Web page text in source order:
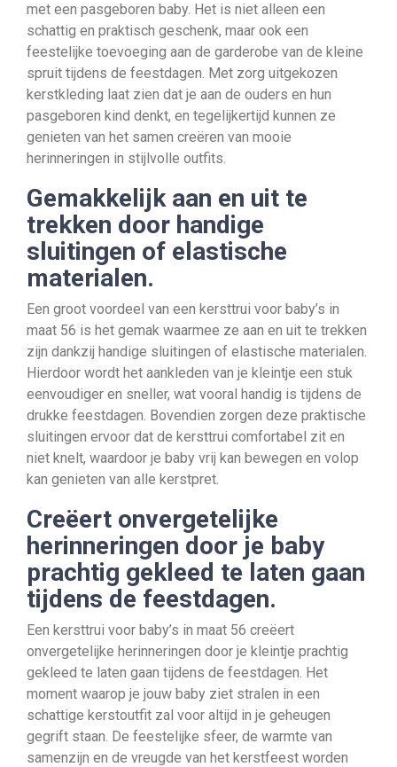
met een pasgeboren baby. Het is niet alleen een
schattig en praktisch geschenk, maar ook een
feestelijke toevoeging aan de garderobe van de kleine
spruit tijdens de feestdagen. Met zorg uitgekozen
kerstkleding laat zien dat je aan de ouders en hun
pasgeboren kind denkt, en tegelijkertijd kunnen ze
genieten van het samen creëren van mooie
herinneringen in stijlvolle outfits.
Gemakkelijk aan en uit te
trekken door handige
sluitingen of elastische
materialen.
Een groot voordeel van een kersttrui voor baby’s in
maat 56 is het gemak waarmee ze aan en uit te trekken
zijn dankzij handige sluitingen of elastische materialen.
Hierdoor wordt het aankleden van je kleintje een stuk
eenvoudiger en sneller, wat vooral handig is tijdens de
drukke feestdagen. Bovendien zorgen deze praktische
sluitingen ervoor dat de kersttrui comfortabel zit en
niet knelt, waardoor je baby vrij kan bewegen en volop
kan genieten van alle kerstpret.
Creëert onvergetelijke
herinneringen door je baby
prachtig gekleed te laten gaan
tijdens de feestdagen.
Een kersttrui voor baby’s in maat 56 creëert
onvergetelijke herinneringen door je kleintje prachtig
gekleed te laten gaan tijdens de feestdagen. Het
moment waarop je jouw baby ziet stralen in een
schattige kerstoutfit zal voor altijd in je geheugen
gegrift staan. De feestelijke sfeer, de warmte van
samenzijn en de vreugde van het kerstfeest worden